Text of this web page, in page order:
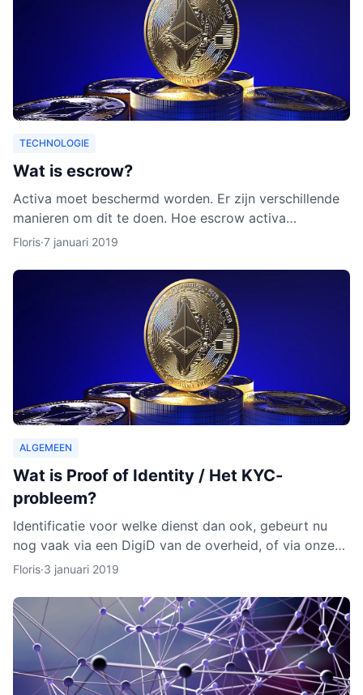
TECHNOLOGIE
Wat is escrow?
Activa moet beschermd worden. Er zijn verschillende
manieren om dit te doen. Hoe escrow activa
beschermt, leggen we uit in dit artikel. Ook leggen we
Floris·7 januari 2019
ALGEMEEN
Wat is Proof of Identity / Het KYC-
probleem?
Identificatie voor welke dienst dan ook, gebeurt nu
nog vaak via een DigiD van de overheid, of via onze
identiteitskaart. In sommige gevallen moeten we zelfs
Floris·3 januari 2019